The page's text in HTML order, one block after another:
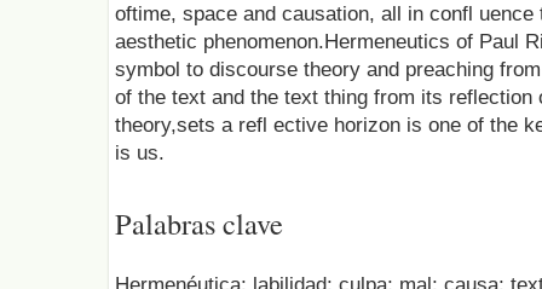
oftime, space and causation, all in confl
aesthetic phenomenon.Hermeneutics of Paul
symbol to discourse theory and preaching
of the text and the text thing from its reflection
theory,sets a refl ective horizon is one of the
is us.
Palabras clave
Hermenéutica; labilidad; culpa; mal; causa;